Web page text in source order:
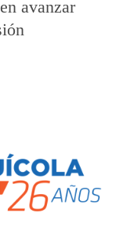
avanzar